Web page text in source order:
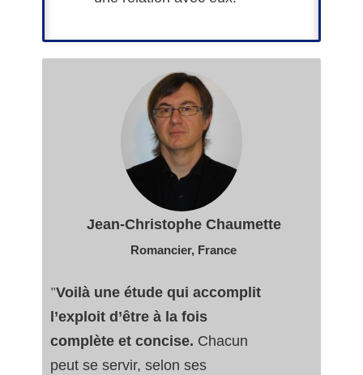
Jean-Christophe Chaumette
Romancier, France
"Voilà une étude qui accomplit
l’exploit d’être à la fois
complète et concise. Chacun
peut se servir, selon ses